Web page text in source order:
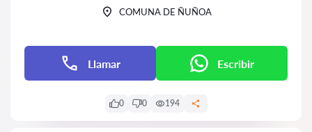
COMUNA DE ÑUÑOA
Llamar Escribir
0 0 194